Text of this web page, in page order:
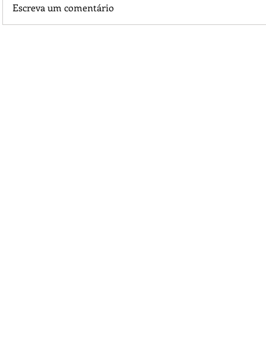
Escreva um comentário